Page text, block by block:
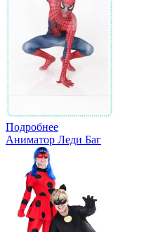
Подробнее
Аниматор Леди Баг